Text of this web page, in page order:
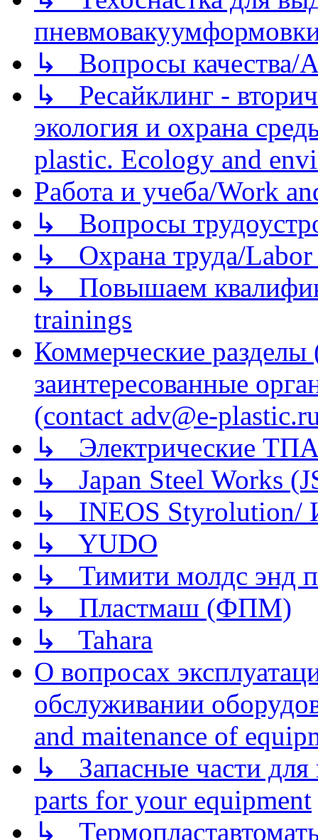
↳ Вопросы качества/
↳ Ресайклинг -
экология и охрана
plastic. Ecology and
Работа и учеба/Work
↳ Вопросы
↳ Охрана труда/Labor
↳ Повышаем
trainings
Коммерческие
заинтересованные
(contact adv@e-
↳ Электрические
↳ Japan Steel Works
↳ INEOS
↳ YUDO
↳ Тимити молдс энд
↳ Пластмаш (ФПМ)
↳ Tahara
О вопросах
обслуживании
and maitenance of
↳ Запасные части для
parts for your equipment
↳